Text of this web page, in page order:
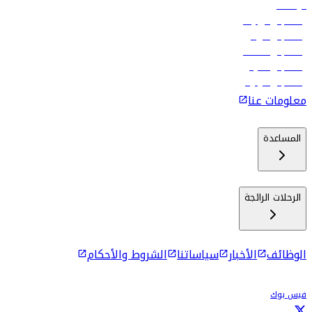
الوظائف
رحلات إلى تبيليسي
رحلات إلى الرياض
رحلات إلى مسقط
رحلات إلى ماليه
رحلات إلى كولومبو
معلومات عنا
المساعدة
الرحلات الرائجة
الوظائف الأخبار سياساتنا الشروط والأحكام
فيس بوك